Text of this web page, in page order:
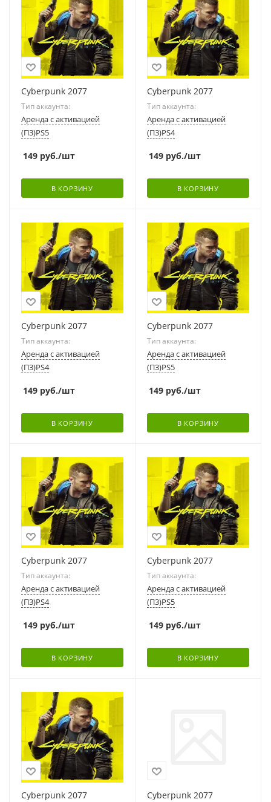
Cyberpunk 2077
Тип аккаунта:
Аренда с активацией
(П3)PS5
149 руб./шт
В КОРЗИНУ
Cyberpunk 2077
Тип аккаунта:
Аренда с активацией
(П3)PS4
149 руб./шт
В КОРЗИНУ
Cyberpunk 2077
Тип аккаунта:
Аренда с активацией
(П3)PS4
149 руб./шт
В КОРЗИНУ
Cyberpunk 2077
Тип аккаунта:
Аренда с активацией
(П3)PS5
149 руб./шт
В КОРЗИНУ
Cyberpunk 2077
Тип аккаунта:
Аренда с активацией
(П3)PS4
149 руб./шт
В КОРЗИНУ
Cyberpunk 2077
Тип аккаунта:
Аренда с активацией
(П3)PS5
149 руб./шт
В КОРЗИНУ
Cyberpunk 2077 Cyberpunk 2077